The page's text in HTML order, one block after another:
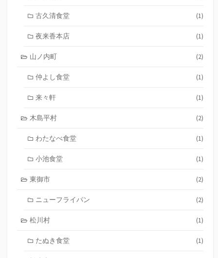
古久清食堂 (1)
夜来香本店 (1)
山ノ内町 (2)
仲よし食堂 (1)
来々軒 (1)
木島平村 (2)
わたなべ食堂 (1)
小池食堂 (1)
東御市 (2)
ニューフライパン (2)
松川村 (1)
たぬき食堂 (1)